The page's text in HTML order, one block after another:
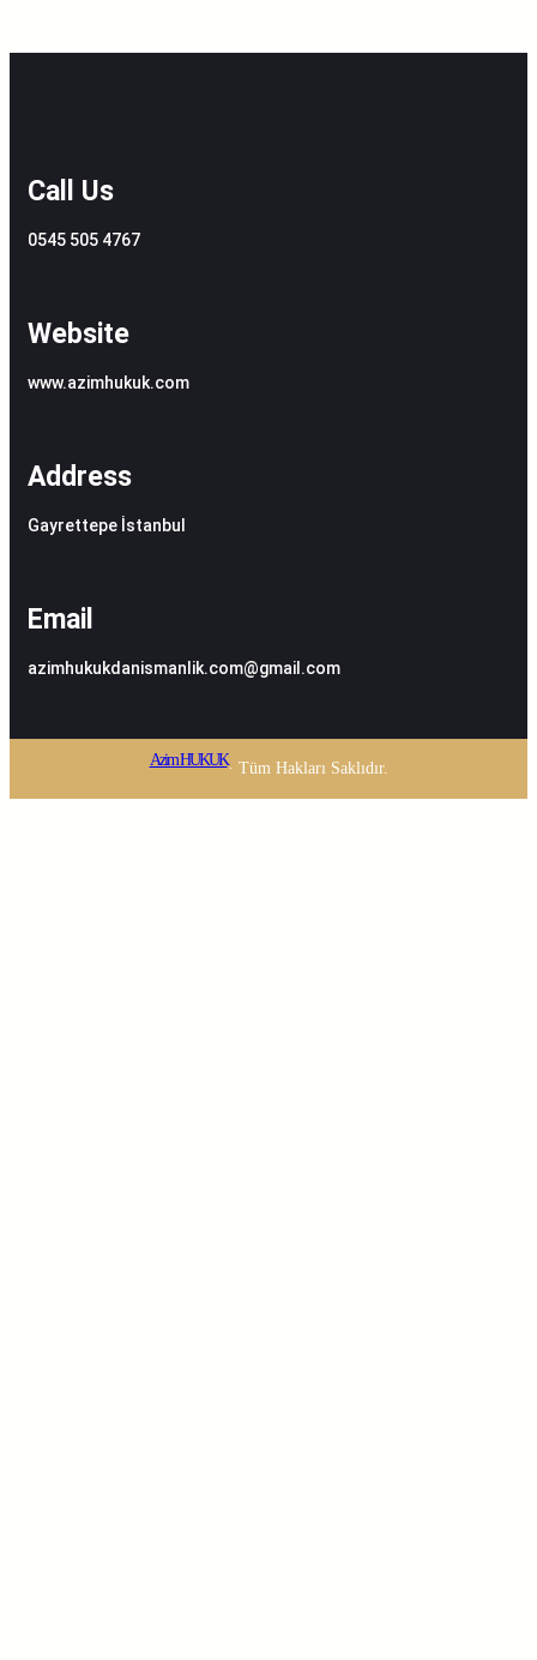
Call Us
0545 505 4767
Website
www.azimhukuk.com
Address
Gayrettepe İstanbul
Email
azimhukukdanismanlik.com@gmail.com
Azim HUKUK· Tüm Hakları Saklıdır.